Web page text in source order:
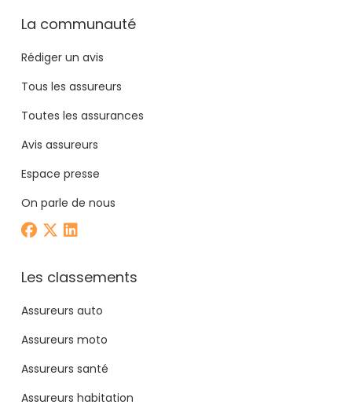
La communauté
Rédiger un avis
Tous les assureurs
Toutes les assurances
Avis assureurs
Espace presse
On parle de nous
Les classements
Assureurs auto
Assureurs moto
Assureurs santé
Assureurs habitation